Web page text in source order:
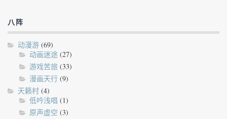
八阵
动漫游 (69)
动画迷途 (27)
游戏苦旅 (33)
漫画天行 (9)
天籁村 (4)
低吟浅唱 (1)
原声虚空 (3)